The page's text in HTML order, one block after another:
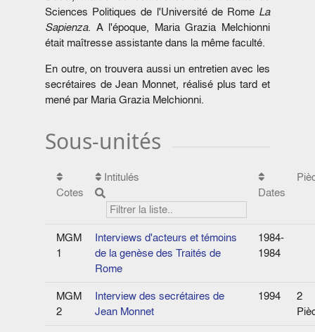
Sciences Politiques de l'Université de Rome La
Sapienza. A l'époque, Maria Grazia Melchionni
était maîtresse assistante dans la même faculté.
En outre, on trouvera aussi un entretien avec les
secrétaires de Jean Monnet, réalisé plus tard et
mené par Maria Grazia Melchionni.
Sous-unités
Cotes
Intitulés
Dates
MGM
1
Interviews d'acteurs et témoins
de la genèse des Traités de
Rome
1984-
1984
MGM
2
Interview des secrétaires de
Jean Monnet
1994
2